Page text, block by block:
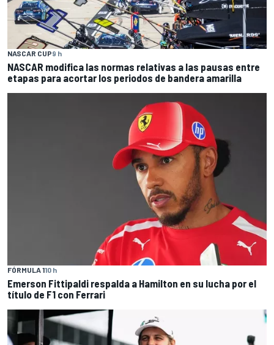
NASCAR CUP9 h
NASCAR modifica las normas relativas a las pausas entre
etapas para acortar los periodos de bandera amarilla
FÓRMULA 110 h
Emerson Fittipaldi respalda a Hamilton en su lucha por el
título de F1 con Ferrari